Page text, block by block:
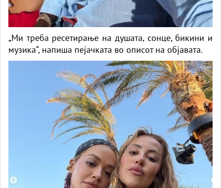
„Ми треба ресетирање на душата, сонце, бикини и
музика“, напиша пејачката во описот на објавата.